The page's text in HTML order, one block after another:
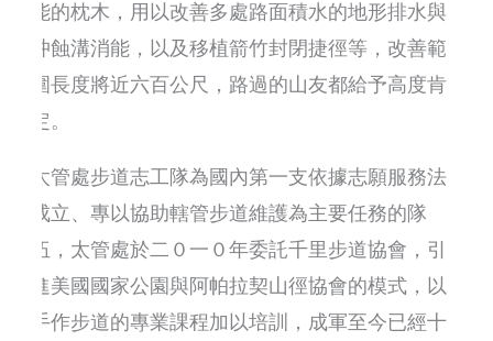
能的枕木，用以改善多處路面積水的地形排水與
沖蝕溝消能，以及移植箭竹封閉捷徑等，改善範
圍長度將近六百公尺，路過的山友都給予高度肯
定。
太管處步道志工隊為國內第一支依據志願服務法
成立、專以協助轄管步道維護為主要任務的隊
伍，太管處於二０一０年委託千里步道協會，引
進美國國家公園與阿帕拉契山徑協會的模式，以
手作步道的專業課程加以培訓，成軍至今已經十